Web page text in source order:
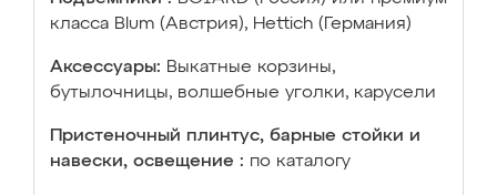
класса Blum (Австрия), Hettich (Германия)
Аксессуары: Выкатные корзины,
бутылочницы, волшебные уголки, карусели
Пристеночный плинтус, барные стойки и
навески, освещение : по каталогу